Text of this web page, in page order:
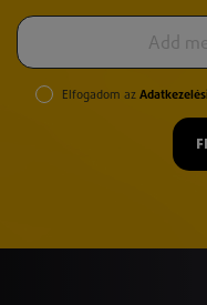
Elfogadom az